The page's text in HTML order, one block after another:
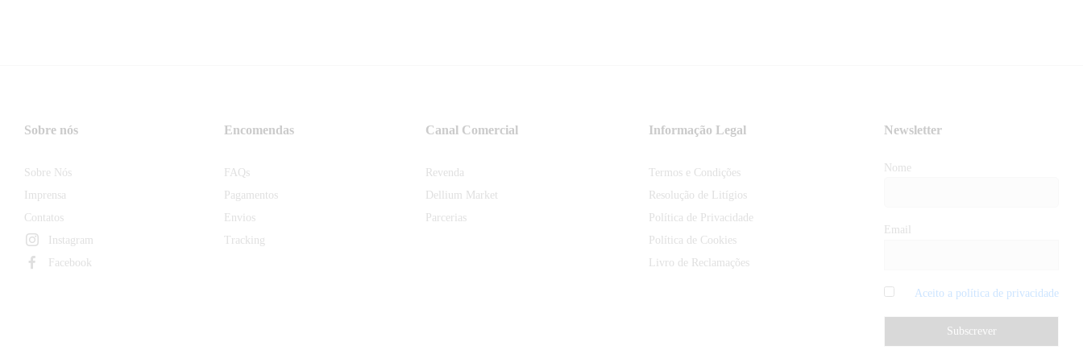
Sobre nós
Sobre Nós
Imprensa
Contatos
Instagram
Facebook
Encomendas
FAQs
Pagamentos
Envios
Tracking
Canal Comercial
Revenda
Dellium Market
Parcerias
Informação Legal
Termos e Condições
Resolução de Litígios
Política de Privacidade
Política de Cookies
Livro de Reclamações
Newsletter
Nome
Email